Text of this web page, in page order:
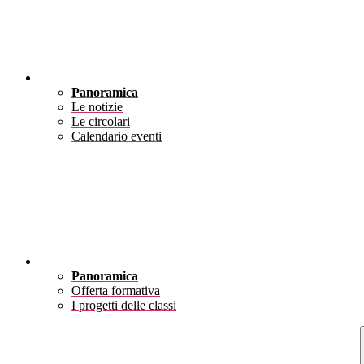
Panoramica
Le notizie
Le circolari
Calendario eventi
Panoramica
Offerta formativa
I progetti delle classi